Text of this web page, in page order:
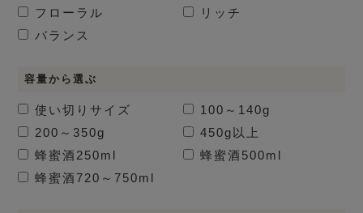
フローラル
リッチ
バランス
容量から選ぶ
使い切りサイズ
100～140g
200～350g
450g以上
蜂蜜酒 250ml 蜂蜜酒 500ml
蜂蜜酒720～750ml